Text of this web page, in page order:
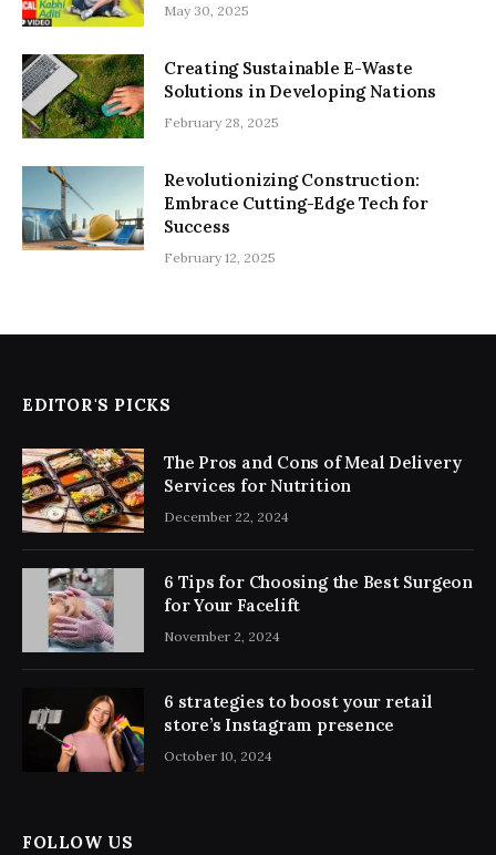
May 30, 2025
Creating Sustainable E-Waste
Solutions in Developing Nations
February 28, 2025
Revolutionizing Construction:
Embrace Cutting-Edge Tech for
Success
February 12, 2025
EDITOR'S PICKS
The Pros and Cons of Meal Delivery
Services for Nutrition
December 22, 2024
6 Tips for Choosing the Best Surgeon
for Your Facelift
November 2, 2024
6 strategies to boost your retail
store’s Instagram presence
October 10, 2024
FOLLOW US